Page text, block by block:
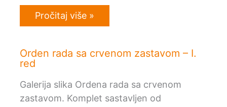
Pročitaj više »
Orden rada sa crvenom zastavom – I.
red
Galerija slika Ordena rada sa crvenom
zastavom. Komplet sastavljen od